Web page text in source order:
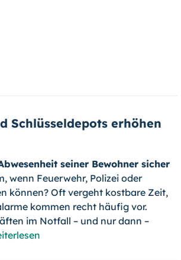
Schlüsseldepots erhöhen
seiner Bewohner sicher
wenn Feuerwehr, Polizei oder
können? Oft vergeht kostbare Zeit,
kommen recht häufig vor.
im Notfall – und nur dann –